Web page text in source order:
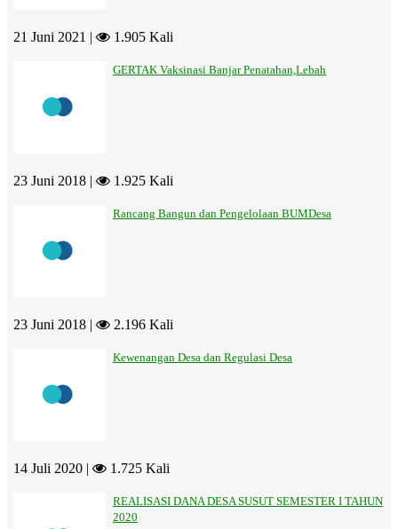
21 Juni 2021 | 1.905 Kali
GERTAK Vaksinasi Banjar Penatahan,Lebah
23 Juni 2018 | 1.925 Kali
Rancang Bangun dan Pengelolaan BUMDesa
23 Juni 2018 | 2.196 Kali
Kewenangan Desa dan Regulasi Desa
14 Juli 2020 | 1.725 Kali
REALISASI DANA DESA SUSUT SEMESTER I TAHUN
2020